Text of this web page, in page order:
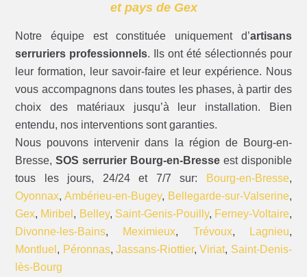
et pays de Gex
Notre équipe est constituée uniquement d’artisans
serruriers professionnels. Ils ont été sélectionnés pour
leur formation, leur savoir-faire et leur expérience. Nous
vous accompagnons dans toutes les phases, à partir des
choix des matériaux jusqu’à leur installation. Bien
entendu, nos interventions sont garanties.
Nous pouvons intervenir dans la région de Bourg-en-
Bresse,SOS serrurier Bourg-en-Bresseest disponible
tous les jours, 24/24 et 7/7 sur:
Bourg-en-Bresse,
Oyonnax, Ambérieu-en-Bugey, Bellegarde-sur-Valserine,
Gex, Miribel , Belley, Saint-Genis-Pouilly, Ferney-Voltaire,
Divonne-les-Bains, Meximieux, Trévoux, Lagnieu,
Montluel , Péronnas, Jassans-Riottier,Viriat, Saint-Denis-
lès-Bourg